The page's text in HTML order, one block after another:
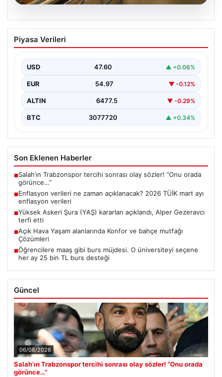
05.08.2026
Enflasyon verileri ne zaman
açıklanacak? 2026 TÜİK mart ayı
Piyasa Verileri
USD 47.60 ▲ +0.06%
EUR 54.97 ▼ -0.12%
ALTIN 6477.5 ▼ -0.29%
BTC 3077720 ▲ +0.34%
Son Eklenen Haberler
■Salah’ın Trabzonspor tercihi sonrası olay sözler! “Onu orada
görünce…”
■Enflasyon verileri ne zaman açıklanacak? 2026 TÜİK mart ayı
enflasyon verileri
■Yüksek Askeri Şura (YAŞ) kararları açıklandı, Alper Gezeravcı
terfi etti
■Açık Hava Yaşam alanlarında Konfor ve bahçe mutfağı
Çözümleri
■Öğrencilere maaş gibi burs müjdesi. O üniversiteyi seçene
her ay 25 bin TL burs desteği
Güncel
06/08/2026
Salah’ın Trabzonspor tercihi sonrası olay sözler! “Onu orada
görünce…”